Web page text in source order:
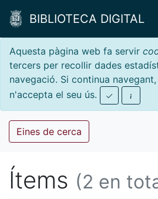
BIBLIOTECA DIGITAL
Aquesta pàgina web fa servir
tercers per recollir dades
navegació. Si continua
n'accepta el seu ús.
Eines de cerca
Ítems (2 en